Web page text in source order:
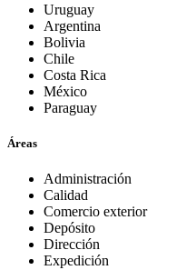
Uruguay
Argentina
Bolivia
Chile
Costa Rica
México
Paraguay
Áreas
Administración
Calidad
Comercio exterior
Depósito
Dirección
Expedición